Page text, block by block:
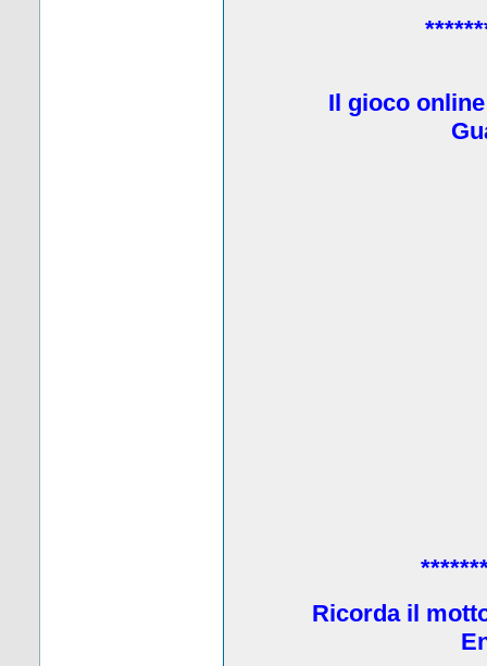
Il gioco
Ricorda il